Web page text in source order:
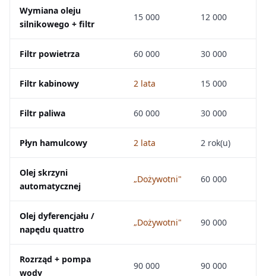
Wymiana oleju
silnikowego + filtr
15 000 12 000
Filtr powietrza 60 000 30 000
Filtr kabinowy 2 lata 15 000
Filtr paliwa 60 000 30 000
Płyn hamulcowy 2 lata 2 rok(u)
Olej skrzyni
automatycznej
„Dożywotni" 60 000
Olej dyferencjału /
napędu quattro
„Dożywotni" 90 000
Rozrząd + pompa
wody
90 000 90 000